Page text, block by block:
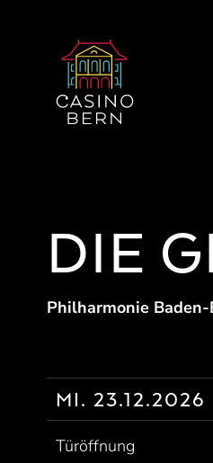
DIE
Philharmonie
MI. 23.12.2026
Türöffnung